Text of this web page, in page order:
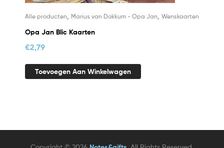
Alle producten Marius van Dokkum - Opa Jan Wenskaarten
Opa Jan Blic Kaarten
€2,79
Toevoegen Aan Winkelwagen